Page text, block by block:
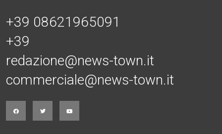
+39 08621965091
+39
redazione@news-town.it
commerciale@news-town.it